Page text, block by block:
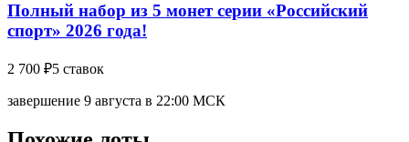
Полный набор из 5 монет серии «Российский
спорт» 2026 года!
2 700 ₽5 ставок
завершение 9 августа в 22:00 МСК